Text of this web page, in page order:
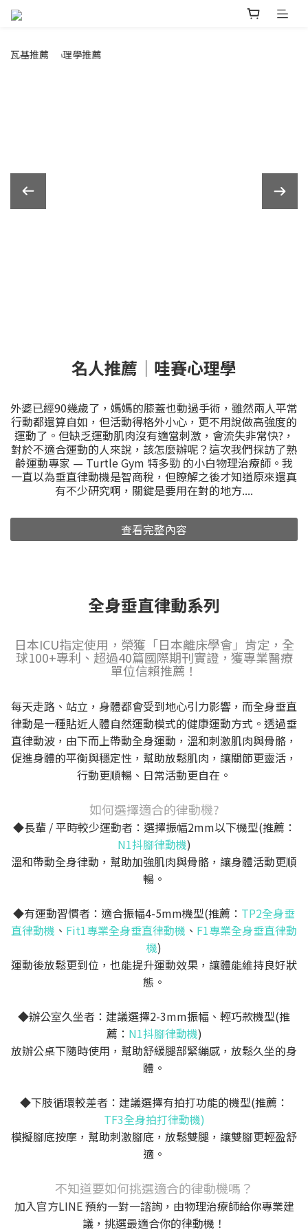
名人推薦│哇賽心理學
外婆已經90幾歲了，媽媽的膝蓋也動過手術，雖然兩人平常
行動都還算自如，但活動得格外小心，更不用說做高強度的
運動了。但缺乏運動肌肉沒有適當刺激，會流失非常快?，
對於不適合運動的人來說，該怎麼辦呢？這次我們採訪了熟
齡運動專家 — Turtle Gym 特多勁 的小白物理治療師。我
一直以為垂直律動機是智商稅，但瞭解之後才知道原來還真
有不少研究啊，關鍵是要用在對的地方....
查看完整內容
全身垂直律動系列
日本ICU指定使用，榮獲「日本離床學會」肯定，全
球100+專利、超過40篇國際期刊實證，獲專業醫療
單位信賴推薦！
每天走路、站立，身體都會受到地心引力影響，而全身垂直
律動是一種貼近人體自然運動模式的健康運動方式。透過垂
直律動波，由下而上帶動全身運動，溫和刺激肌肉與骨骼，
促進身體的平衡與穩定性，幫助放鬆肌肉，讓關節更靈活，
行動更順暢、日常活動更自在。
如何選擇適合的律動機?
◆長輩 / 平時較少運動者：選擇振幅2mm以下機型(推薦：
N1抖腳律動機)
溫和帶動全身律動，幫助加強肌肉與骨骼，讓身體活動更順
暢。
◆有運動習慣者：適合振幅4-5mm機型(推薦： TP2全身垂
直律動機 、 Fit1專業全身垂直律動機 、 F1專業全身垂直律動
機)
運動後放鬆更到位，也能提升運動效果，讓體能維持良好狀
態。
◆辦公室久坐者：建議選擇2-3mm振幅、輕巧款機型(推
薦： N1抖腳律動機)
放辦公桌下隨時使用，幫助舒緩腿部緊繃感，放鬆久坐的身
體。
◆下肢循環較差者：建議選擇有拍打功能的機型(推薦：
TF3全身拍打律動機)
模擬腳底按摩，幫助刺激腳底，放鬆雙腿，讓雙腳更輕盈舒
適。
不知道要如何挑選適合的律動機嗎？
加入官方LINE 預約一對一諮詢，由物理治療師給你專業建
議，挑選最適合你的律動機！